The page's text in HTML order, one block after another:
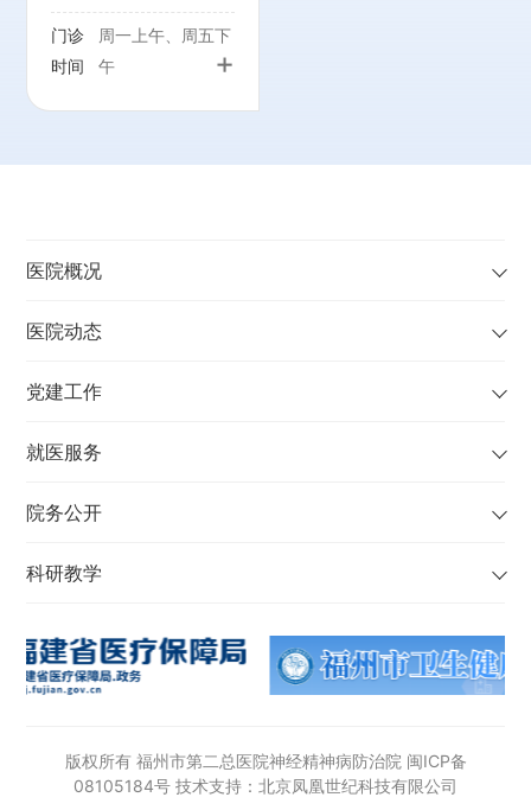
门诊
时间
周一上午、周五下
午
+
医院概况
医院动态
党建工作
就医服务
院务公开
科研教学
版权所有 福州市第二总医院神经精神病防治院 闽ICP备
08105184号 技术支持：北京凤凰世纪科技有限公司